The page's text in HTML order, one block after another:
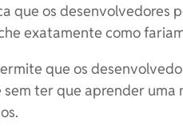
que os desenvolvedores
exatamente como
que os
ter que aprender uma